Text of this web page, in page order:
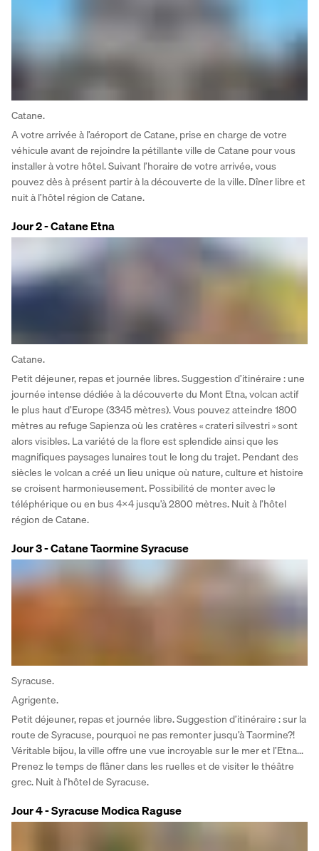
Catane.
A votre arrivée à l’aéroport de Catane, prise en charge de votre
véhicule avant de rejoindre la pétillante ville de Catane pour vous
installer à votre hôtel. Suivant l’horaire de votre arrivée, vous
pouvez dès à présent partir à la découverte de la ville. Dîner libre et
nuit à l’hôtel région de Catane.
Jour 2 - Catane Etna
Catane.
Petit déjeuner, repas et journée libres. Suggestion d’itinéraire : une
journée intense dédiée à la découverte du Mont Etna, volcan actif
le plus haut d’Europe (3345 mètres). Vous pouvez atteindre 1800
mètres au refuge Sapienza où les cratères « crateri silvestri » sont
alors visibles. La variété de la flore est splendide ainsi que les
magnifiques paysages lunaires tout le long du trajet. Pendant des
siècles le volcan a créé un lieu unique où nature, culture et histoire
se croisent harmonieusement. Possibilité de monter avec le
téléphérique ou en bus 4X4 jusqu’à 2800 mètres. Nuit à l’hôtel
région de Catane.
Jour 3 - Catane Taormine Syracuse
Syracuse.
Agrigente.
Petit déjeuner, repas et journée libre. Suggestion d’itinéraire : sur la
route de Syracuse, pourquoi ne pas remonter jusqu’à Taormine?!
Véritable bijou, la ville offre une vue incroyable sur le mer et l’Etna...
Prenez le temps de flâner dans les ruelles et de visiter le théâtre
grec. Nuit à l’hôtel de Syracuse.
Jour 4 - Syracuse Modica Raguse